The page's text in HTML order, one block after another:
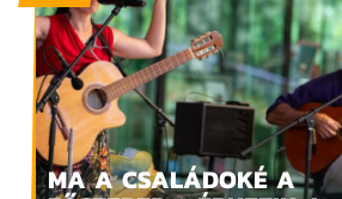
MA A CSALÁDOKÉ A